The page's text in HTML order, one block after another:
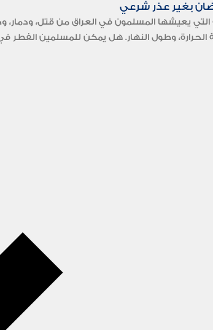
بغير عذر شرعي
يعيشها المسلمون في العراق من قتل، ودمار،
الحرارة، وطول النهار. هل يمكن للمسلمين